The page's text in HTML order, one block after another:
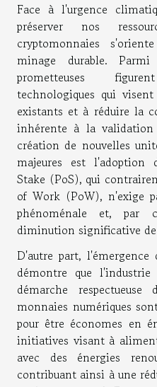
Face à l'urgence
préserver nos
cryptomonnaies
minage durable.
prometteuses
technologiques qui
existants et à réduire la
inhérente à la
création de nouvelles
majeures est
Stake (PoS), qui
of Work (PoW), n'exige
phénoménale et, par
diminution significative
D'autre part, l'émergence
démontre que
démarche
monnaies numériques
pour être économes en
initiatives visant à
avec des énergies
contribuant ainsi à une